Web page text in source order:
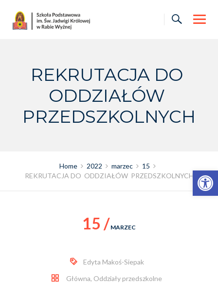
Otwórz pasek narzędzi
content
REKRUTACJA DO
ODDZIAŁÓW
PRZEDSZKOLNYCH
Home 2022 marzec
15
REKRUTACJA DO ODDZIAŁÓW PRZEDSZKOLNYCH
15 / MARZEC
Edyta Makoś-Siepak
Główna, Oddziały przedszkolne